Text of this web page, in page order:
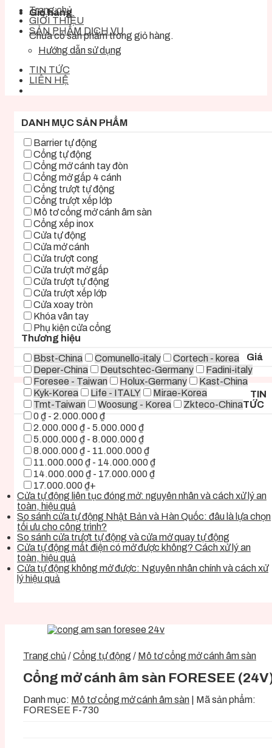
Giỏ hàng
Chưa có sản phẩm trong giỏ hàng.
Trang chủ
GIỚI THIỆU
SẢN PHẨM DỊCH VỤ
Hướng dẫn sử dụng
TIN TỨC
LIÊN HỆ
DANH MỤC SẢN PHẨM
Barrier tự động
Cổng tự động
Cổng mở cánh tay đòn
Cổng mở gấp 4 cánh
Cổng trượt tự động
Cổng trượt xếp lớp
Mô tơ cổng mở cánh âm sàn
Cổng xếp inox
Cửa tự động
Cửa mở cánh
Cửa trượt cong
Cửa trượt mở gấp
Cửa trượt tự động
Cửa trượt xếp lớp
Cửa xoay tròn
Khóa vân tay
Phụ kiện cửa cổng
Thương hiệu
Bbst-China
Comunello-italy
Cortech - korea
Deper-China
Deutschtec-Germany
Fadini-italy
Foresee - Taiwan
Holux-Germany
Kast-China
Kyk-Korea
Life - ITALY
Mirae-Korea
Tmt-Taiwan
Woosung - Korea Zkteco-China
Giá
0 ₫ - 2.000.000 ₫
2.000.000 ₫ - 5.000.000 ₫
5.000.000 ₫ - 8.000.000 ₫
8.000.000 ₫ - 11.000.000 ₫
11.000.000 ₫ - 14.000.000 ₫
14.000.000 ₫ - 17.000.000 ₫
17.000.000 ₫+
TIN
TỨC
Cửa tự động liên tục đóng mở: nguyên nhân và cách xử lý an
toàn, hiệu quả
So sánh cửa tự động Nhật Bản và Hàn Quốc: đâu là lựa chọn
tối ưu cho công trình?
So sánh cửa trượt tự động và cửa mở quay tự động
Cửa tự động mất điện có mở được không? Cách xử lý an
toàn, hiệu quả
Cửa tự động không mở được: Nguyên nhân chính và cách xử
lý hiệu quả
Trang chủ /Cổng tự động / Mô tơ cổng mở cánh âm sàn
Cổng mở cánh âm sàn FORESEE
Danh mục: Mô tơ cổng mở cánh âm sàn
Mã sản phẩm:
FORESEE F-730